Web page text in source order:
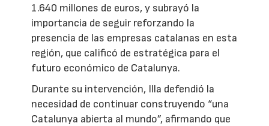
1.640 millones de euros, y subrayó la
importancia de seguir reforzando la
presencia de las empresas catalanas en esta
región, que calificó de estratégica para el
futuro económico de Catalunya.
Durante su intervención, Illa defendió la
necesidad de continuar construyendo “una
Catalunya abierta al mundo”, afirmando que